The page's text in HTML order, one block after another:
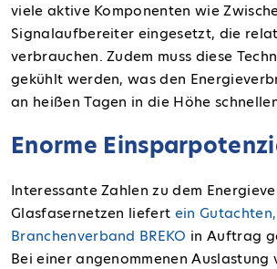
viele aktive Komponenten wie
Signalaufbereiter eingesetzt, die
verbrauchen. Zudem muss diese
gekühlt werden, was den
an heißen Tagen in die Höhe
Enorme
Interessante Zahlen zu dem
Glasfasernetzen liefert ein
Branchenverband BREKO in Auftrag
Bei einer angenommenen Auslastung